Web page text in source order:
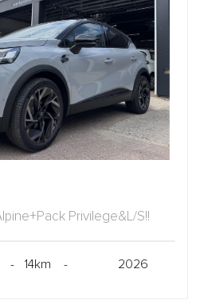
Privilege&L/S!!
- 14km - 2026